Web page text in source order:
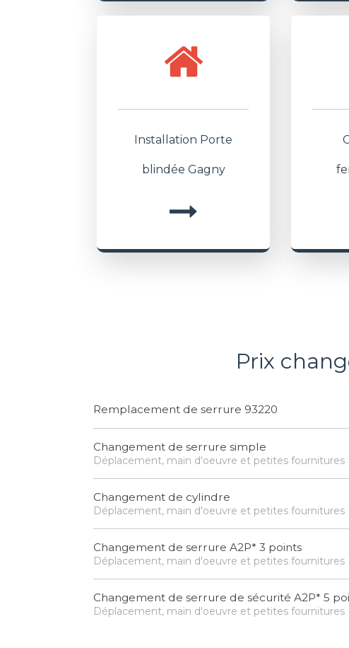
Installation Porte
blindée Gagny
Prix
Remplacement de serrure 93220
Changement de serrure simple
Déplacement, main d'oeuvre et petites fournitures
Changement de cylindre
Déplacement, main d'oeuvre et petites fournitures
Changement de serrure A2P* 3 points
Déplacement, main d'oeuvre et petites fournitures
Changement de serrure de sécurité A2P* 5
Déplacement, main d'oeuvre et petites fournitures